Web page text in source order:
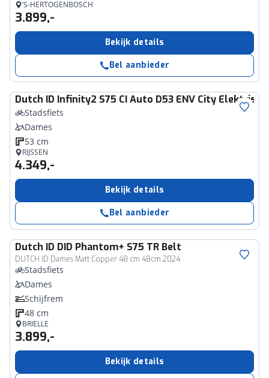
’S-HERTOGENBOSCH
3.899,-
Bekijk details
Bel aanbieder
Dutch ID Infinity2 S75 CI Auto D53 ENV City
Stadsfiets
Dames
53 cm
RIJSSEN
4.349,-
Bekijk details
Bel aanbieder
Dutch ID DID Phantom+ S75 TR Belt
DUTCH ID Dames Matt Copper 48 cm 48cm 2024
Stadsfiets
Dames
Schijfrem
48 cm
BRIELLE
3.899,-
Bekijk details